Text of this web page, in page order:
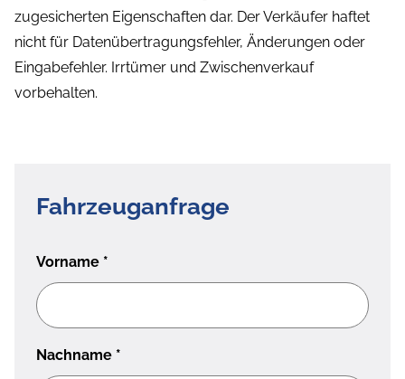
zugesicherten Eigenschaften dar. Der Verkäufer haftet
nicht für Datenübertragungsfehler, Änderungen oder
Eingabefehler. Irrtümer und Zwischenverkauf
vorbehalten.
Fahrzeuganfrage
Vorname *
Nachname *